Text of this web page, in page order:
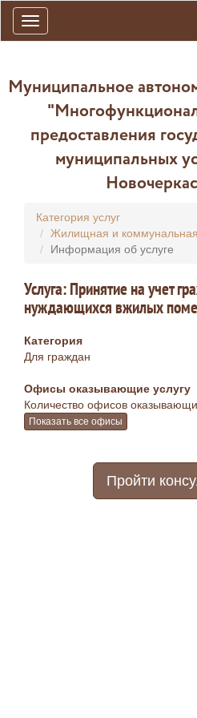
Toggle
navigation
Муниципальное
предоставления
муниципальных
Категория услуг
Жилищная и
Информация об услуге
Услуга: Принятие на учет
нуждающихся вжилых
Категория
Для граждан
Офисы оказывающие услугу
Количество офисов
Показать все офисы
Пройти